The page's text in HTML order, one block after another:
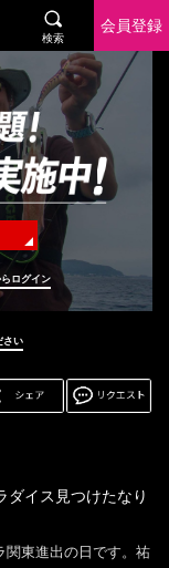
検索
会員登録
ログイン
さい
イス見つけたなり
関東進出の日です。祐